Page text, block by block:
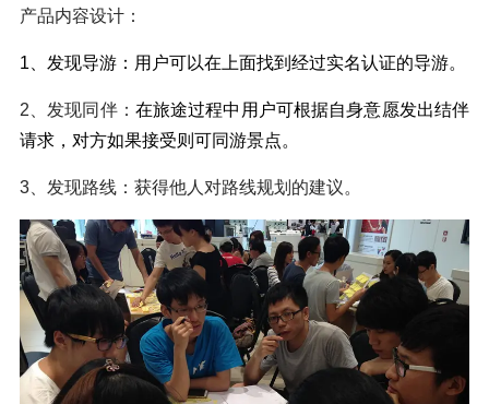
产品内容设计：
1、发现导游：用户可以在上面找到经过实名认证的导游。
2、发现同伴： 在旅途过程中用户可根据自身意愿发出结伴
请求，对方如果接受则可同游景点。
3、发现路线：获得他人对路线规划的建议。